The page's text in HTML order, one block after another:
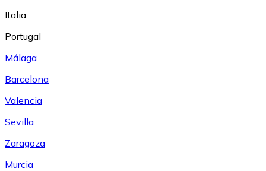
Italia
Portugal
Málaga
Barcelona
Valencia
Sevilla
Zaragoza
Murcia